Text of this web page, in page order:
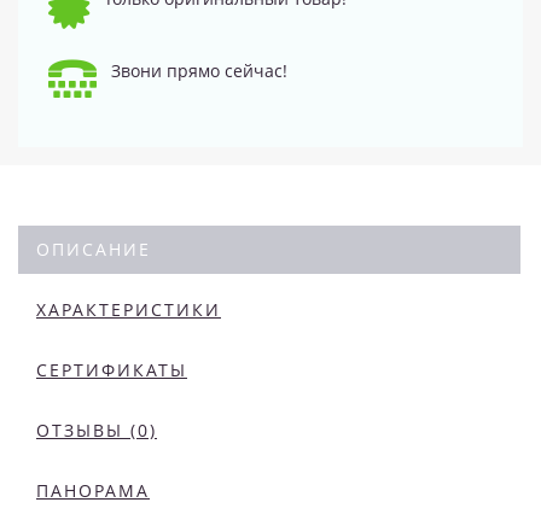
Звони прямо сейчас!
ОПИСАНИЕ
ХАРАКТЕРИСТИКИ
СЕРТИФИКАТЫ
ОТЗЫВЫ (0)
ПАНОРАМА